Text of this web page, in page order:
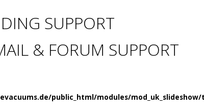
SUPPORT
& FORUM SUPPORT
public_html/modules/